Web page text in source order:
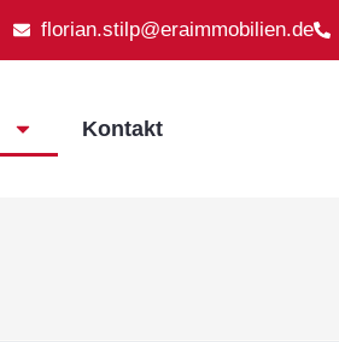
florian.stilp@eraimmobilien.de
Kontakt